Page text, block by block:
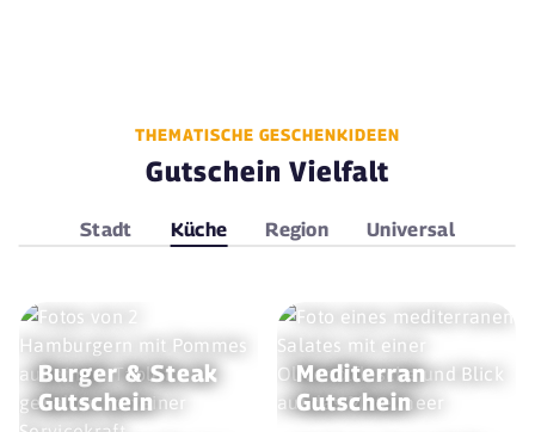
THEMATISCHE GESCHENKIDEEN
Gutschein Vielfalt
Stadt Küche Region Universal
Burger & Steak
Gutschein
Mediterran
Gutschein